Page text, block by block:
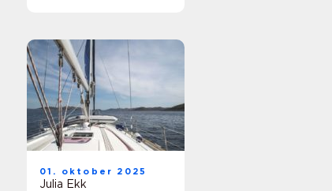
01. oktober 2025
Julia Ekk